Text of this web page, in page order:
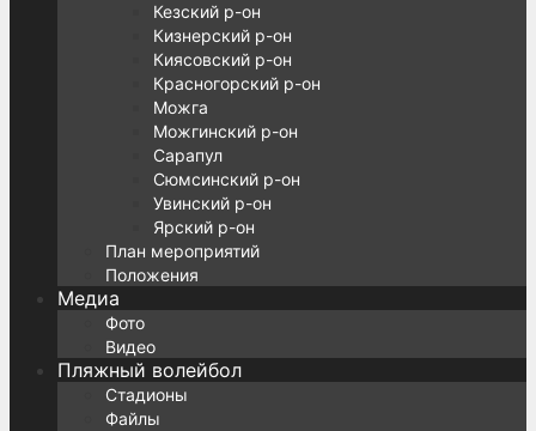
Кезский р-он
Кизнерский р-он
Киясовский р-он
Красногорский р-он
Можга
Можгинский р-он
Сарапул
Сюмсинский р-он
Увинский р-он
Ярский р-он
План мероприятий
Положения
Медиа
Фото
Видео
Пляжный волейбол
Стадионы
Файлы